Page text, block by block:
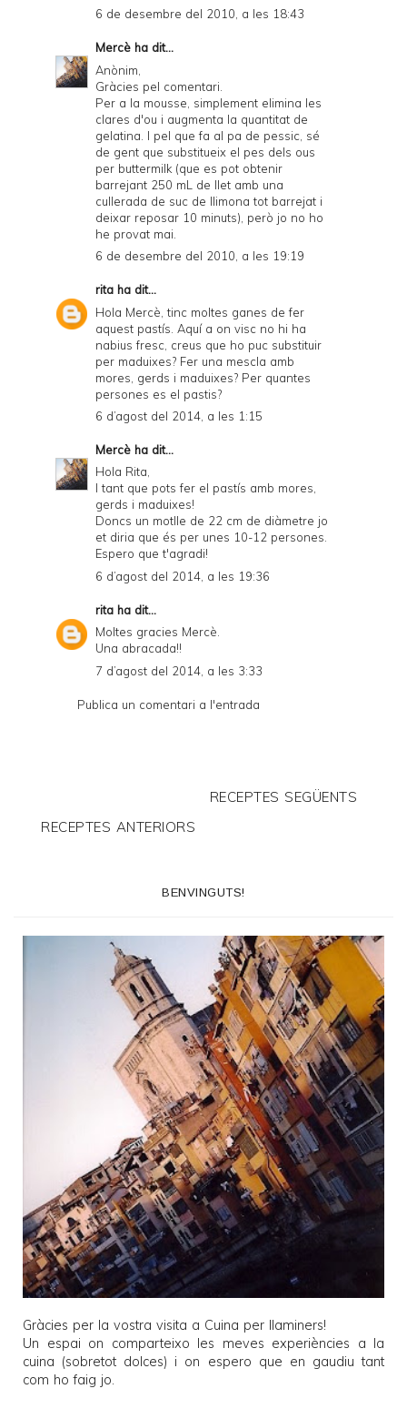
6 de desembre del 2010, a les 18:43
Mercè ha dit...
Anònim,
Gràcies pel comentari.
Per a la mousse, simplement elimina les
clares d'ou i augmenta la quantitat de
gelatina. I pel que fa al pa de pessic, sé
de gent que substitueix el pes dels ous
per buttermilk (que es pot obtenir
barrejant 250 mL de llet amb una
cullerada de suc de llimona tot barrejat i
deixar reposar 10 minuts), però jo no ho
he provat mai.
6 de desembre del 2010, a les 19:19
rita ha dit...
Hola Mercè, tinc moltes ganes de fer
aquest pastís. Aquí a on visc no hi ha
nabius fresc, creus que ho puc substituir
per maduixes? Fer una mescla amb
mores, gerds i maduixes? Per quantes
persones es el pastis?
6 d’agost del 2014, a les 1:15
Mercè ha dit...
Hola Rita,
I tant que pots fer el pastís amb mores,
gerds i maduixes!
Doncs un motlle de 22 cm de diàmetre jo
et diria que és per unes 10-12 persones.
Espero que t'agradi!
6 d’agost del 2014, a les 19:36
rita ha dit...
Moltes gracies Mercè.
Una abracada!!
7 d’agost del 2014, a les 3:33
Publica un comentari a l'entrada
RECEPTES SEGÜENTS
RECEPTES ANTERIORS
BENVINGUTS!
Gràcies per la vostra visita a Cuina per llaminers!
Un espai on comparteixo les meves experiències a la
cuina (sobretot dolces) i on espero que en gaudiu tant
com ho faig jo.